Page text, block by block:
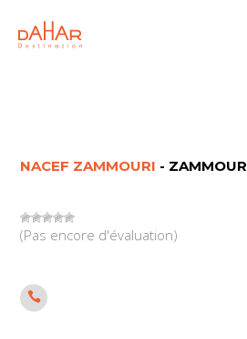
NACEF ZAMMOURI - ZAMMOUR
(Pas encore d'évaluation)